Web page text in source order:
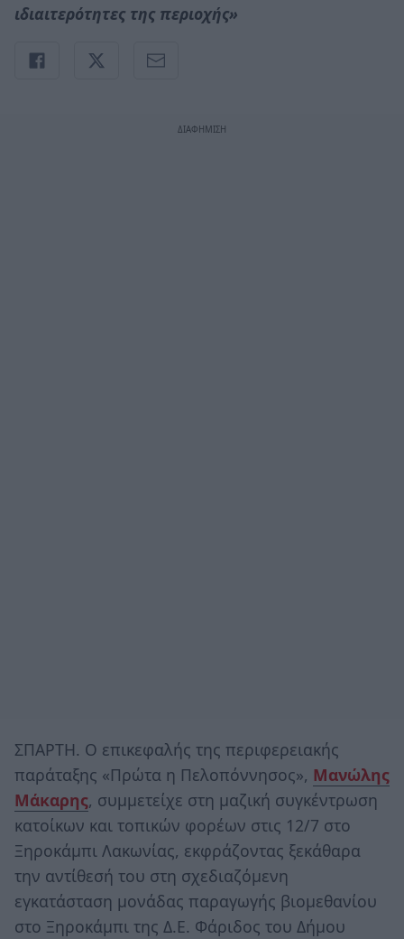
ιδιαιτερότητες της περιοχής»
ΣΠΑΡΤΗ. Ο επικεφαλής της περιφερειακής
παράταξης «Πρώτα η Πελοπόννησος», Μανώλης
Μάκαρης, συμμετείχε στη μαζική συγκέντρωση
κατοίκων και τοπικών φορέων στις 12/7 στο
Ξηροκάμπι Λακωνίας, εκφράζοντας ξεκάθαρα
την αντίθεσή του στη σχεδιαζόμενη
εγκατάσταση μονάδας παραγωγής βιομεθανίου
στο Ξηροκάμπι της Δ.Ε. Φάριδος του Δήμου